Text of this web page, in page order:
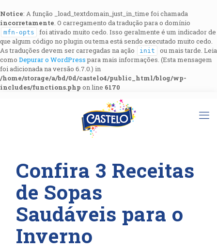
Notice: A função _load_textdomain_just_in_time foi chamada
incorretamente. O carregamento da tradução para o domínio
mfn-opts
foi ativado muito cedo. Isso geralmente é um indicador de
que algum código no plugin ou tema está sendo executado muito cedo.
As traduções devem ser carregadas na ação
init
ou mais tarde. Leia
como Depurar o WordPresspara mais informações. (Esta mensagem
foi adicionada na versão 6.7.0.) in
/home/storage/a/bd/0d/castelo4/public_html/blog/wp-
includes/functions.php on line 6170
Confira 3 Receitas
de Sopas
Saudáveis para o
Inverno